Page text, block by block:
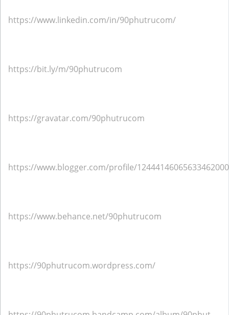
https://www.linkedin.com/in/90phutrucom/
https://bit.ly/m/90phutrucom
https://gravatar.com/90phutrucom
https://www.blogger.com/profile/12444146065633462000
https://www.behance.net/90phutrucom
https://90phutrucom.wordpress.com/